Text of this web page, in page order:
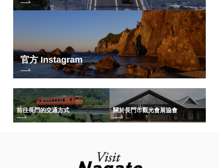
官方 Instagram
前往長門的交通方式 關於長門市觀光會展協會